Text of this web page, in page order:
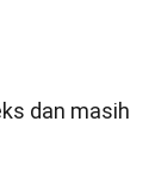
dan masih